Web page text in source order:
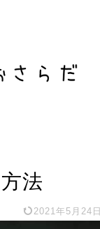
法
2021年5月24日